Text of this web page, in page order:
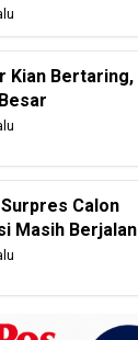
Kian Bertaring,
Calon
Masih Berjalan